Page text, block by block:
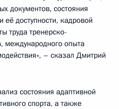
документов, состояния
её доступности, кадровой
труда тренерско-
международного опыта
– сказал Дмитрий
состояния адаптивной
спорта, а также